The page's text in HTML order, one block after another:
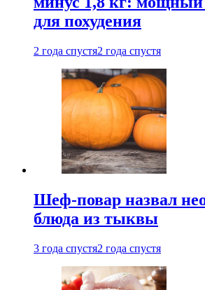
для похудения
2 года спустя2 года спустя
Шеф-повар назвал
блюда из тыквы
3 года спустя2 года спустя